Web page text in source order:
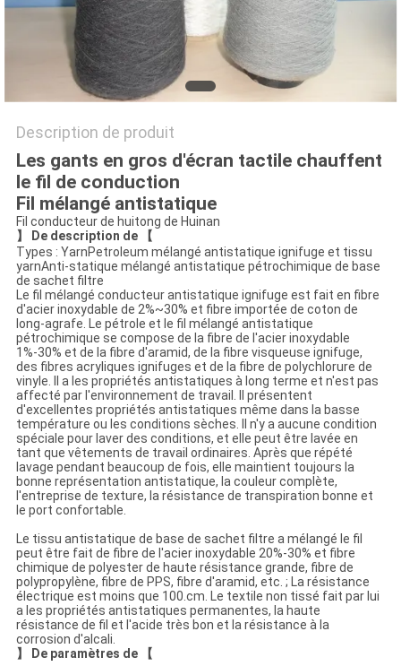
PLAN
SITE
POLITIQUE
EN
MATIÈRE
DE
PROTECTION
DE
LA
VIE
PRIVÉE
Description de produit
Les gants en gros d'écran tactile chauffent
le fil de conduction
Fil mélangé antistatique
Fil conducteur de huitong de Huinan
】 De description de 【
Types : YarnPetroleum mélangé antistatique ignifuge et tissu
yarnAnti-statique mélangé antistatique pétrochimique de base
de sachet filtre
Le fil mélangé conducteur antistatique ignifuge est fait en fibre
d'acier inoxydable de 2%~30% et fibre importée de coton de
long-agrafe. Le pétrole et le fil mélangé antistatique
pétrochimique se compose de la fibre de l'acier inoxydable
1%-30% et de la fibre d'aramid, de la fibre visqueuse ignifuge,
des fibres acryliques ignifuges et de la fibre de polychlorure de
vinyle. Il a les propriétés antistatiques à long terme et n'est pas
affecté par l'environnement de travail. Il présentent
d'excellentes propriétés antistatiques même dans la basse
température ou les conditions sèches. Il n'y a aucune condition
spéciale pour laver des conditions, et elle peut être lavée en
tant que vêtements de travail ordinaires. Après que répété
lavage pendant beaucoup de fois, elle maintient toujours la
bonne représentation antistatique, la couleur complète,
l'entreprise de texture, la résistance de transpiration bonne et
le port confortable.
Le tissu antistatique de base de sachet filtre a mélangé le fil
peut être fait de fibre de l'acier inoxydable 20%-30% et fibre
chimique de polyester de haute résistance grande, fibre de
polypropylène, fibre de PPS, fibre d'aramid, etc. ; La résistance
électrique est moins que 100.cm. Le textile non tissé fait par lui
a les propriétés antistatiques permanentes, la haute
résistance de fil et l'acide très bon et la résistance à la
corrosion d'alcali.
】 De paramètres de 【